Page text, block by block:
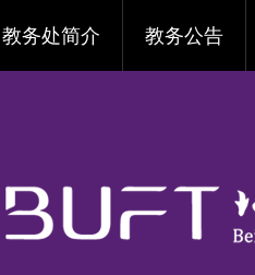
教务处简介 教务公告